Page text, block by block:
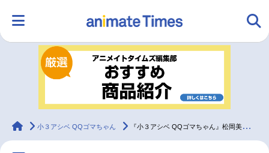
ランキング アニメ
ラジオ 映画
animateTimes
小３アシベ QQゴマちゃん 『小３アシベ QQゴマちゃん』松岡美里＆神月柚莉愛が芝居に込めた“ゴマちゃん愛”／インタビュー